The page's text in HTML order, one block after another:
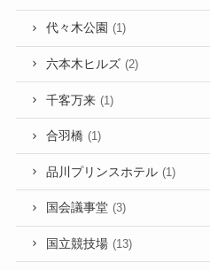
代々木公園 (1)
六本木ヒルズ (2)
千客万来 (1)
合羽橋 (1)
品川プリンスホテル (1)
国会議事堂 (3)
国立競技場 (13)